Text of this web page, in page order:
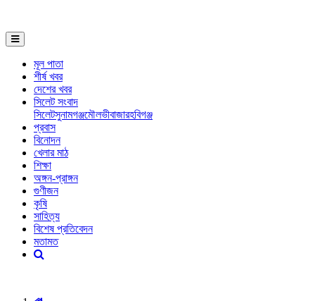
মূল পাতা
শীর্ষ খবর
দেশের খবর
সিলেট সংবাদ
সিলেটসুনামগঞ্জমৌলভীবাজারহবিগঞ্জ
প্রবাস
বিনোদন
খেলার মাঠ
শিক্ষা
অঙ্গন-প্রাঙ্গন
গুণীজন
কৃষি
সাহিত্য
বিশেষ প্রতিবেদন
মতামত